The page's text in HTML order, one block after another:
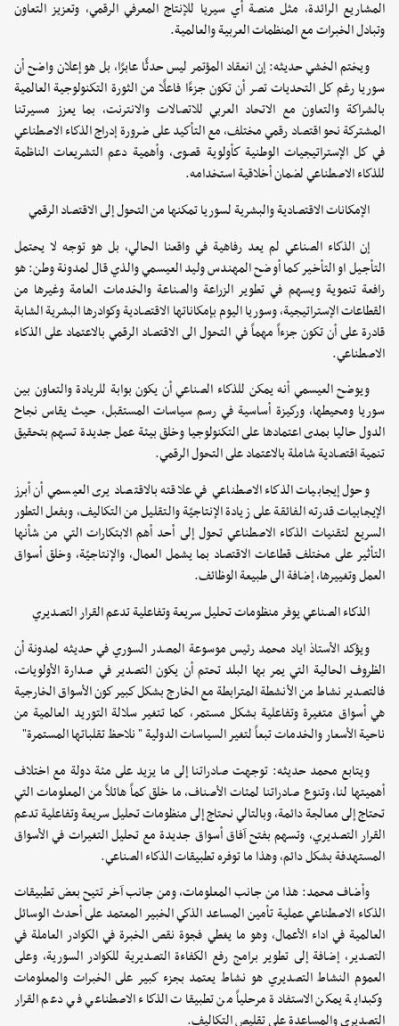
المشاريع الرائدة، مثل منصة أي سيريا للإنتاج المعرفي الرقمي، وتعزيز التعاون
وتبادل الخبرات مع المنظمات العربية والعالمية.
ويختم الخشي حديثه: إن انعقاد المؤتمر ليس حدثًا عابرًا، بل هو إعلان واضح أن
سوريا رغم كل التحديات تصر أن تكون جزءًا فاعلًا من الثورة التكنولوجية العالمية
بالشراكة والتعاون مع الاتحاد العربي للاتصالات والانترنت، بما يعزز مسيرتنا
المشتركة نحو اقتصاد رقمي مختلف، مع التأكيد على ضرورة إدراج الذكاء الاصطناعي
في كل الإستراتيجيات الوطنية كأولوية قصوى، وأهمية دعم التشريعات الناظمة
للذكاء الاصطناعي لضمان أخلاقية استخدامه.
الإمكانات الاقتصادية والبشرية لسوريا تمكنها من التحول إلى الاقتصاد الرقمي
إن الذكاء الصناعي لم يعد رفاهية في واقعنا الحالي، بل هو توجه لا يحتمل
التأجيل او التأخير كما أوضح المهندس وليد العيسمي والذي قال لمدونة وطن: هو
رافعة تنموية ويسهم في تطوير الزراعة والصناعة والخدمات العامة وغيرها من
القطاعات الإستراتيجية، وسوريا اليوم بإمكاناتها الاقتصادية وكوادرها البشرية الشابة
قادرة على أن تكون جزءاً مهماً في التحول الى الاقتصاد الرقمي بالاعتماد على الذكاء
الاصطناعي.
ويوضح العيسمي أنه يمكن للذكاء الصناعي أن يكون بوابة للريادة والتعاون بين
سوريا ومحيطها، وركيزة أساسية في رسم سياسات المستقبل، حيث يقاس نجاح
الدول حاليا بمدى اعتمادها على التكنولوجيا وخلق بيئة عمل جديدة تسهم بتحقيق
تنمية اقتصادية شاملة بالاعتماد على التحول الرقمي.
وحول إيجابيات الذكاء الاصطناعي في علاقته بالاقتصاد يرى العيسمي أن أبرز
الإيجابيات قدرته الفائقة على زيادة الإنتاجيّة والتقليل من التكاليف، وبفعل التطور
السريع لتقنيات الذكاء الاصطناعي تحول إلى أحد أهم الابتكارات التي من شأنها
التأثير على مختلف قطاعات الاقتصاد بما يشمل العمال، والإنتاجيّة، وخلق أسواق
العمل وتغييرها، إضافة الى طبيعة الوظائف.
الذكاء الصناعي يوفر منظومات تحليل سريعة وتفاعلية تدعم القرار التصديري
ويؤكد الأستاذ اياد محمد رئيس موسوعة المصدر السوري في حديثه لمدونة أن
الظروف الحالية التي يمر بها البلد تحتم أن يكون التصدير في صدارة الأولويات،
فالتصدير نشاط من الأنشطة المترابطة مع الخارج بشكل كبير كون الأسواق الخارجية
هي أسواق متغيرة وتفاعلية بشكل مستمر، كما تتغير سلالة التوريد العالمية من
ناحية الأسعار والخدمات تبعاً لتغير السياسات الدولية " نلاحظ تقلباتها المستمرة"
ويتابع محمد حديثه: توجهت صادراتنا إلى ما يزيد على مئة دولة مع اختلاف
أهميتها لنا، وتنوع صادراتنا لمئات الأصناف، ما خلق كماً هائلاً من المعلومات التي
تحتاج إلى معالجة دائمة، وبالتالي نحتاج إلى منظومات تحليل سريعة وتفاعلية تدعم
القرار التصديري، وتسهم بفتح آفاق أسواق جديدة مع تحليل التغيرات في الأسواق
المستهدفة بشكل دائم، وهذا ما توفره تطبيقات الذكاء الصناعي.
وأضاف محمد: هذا من جانب المعلومات، ومن جانب آخر تتيح بعض تطبيقات
الذكاء الاصطناعي عملية تأمين المساعد الذكي الخبير المعتمد على أحدث الوسائل
العالمية في اداء الأعمال، وهو ما يغطي فجوة نقص الخبرة في الكوادر العاملة في
التصدير، إضافة إلى تطوير برامج رفع الكفاءة التصديرية للكوادر السورية، وعلى
العموم النشاط التصديري هو نشاط يعتمد بجزء كبير على الخبرات والمعلومات
وكبداية يمكن الاستفادة مرحلياً من تطبيقات الذكاء الاصطناعي في دعم القرار
التصديري والمساعدة على تقليص التكاليف.